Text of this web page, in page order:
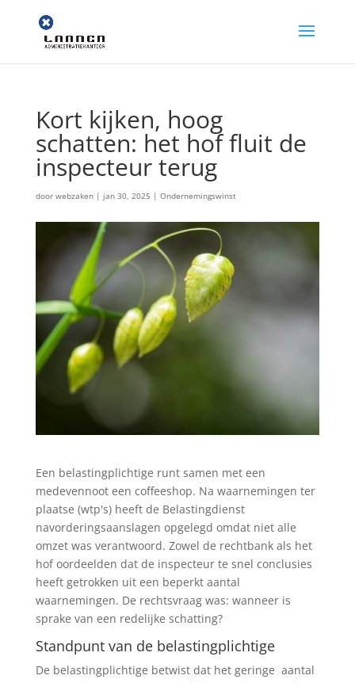
Kort kijken, hoog
schatten: het hof fluit de
inspecteur terug
door webzaken| jan 30, 2025 | Ondernemingswinst
Een belastingplichtige runt samen met een
medevennoot een coffeeshop. Na waarnemingen ter
plaatse (wtp's) heeft de Belastingdienst
navorderingsaanslagen opgelegd omdat niet alle
omzet was verantwoord. Zowel de rechtbank als het
hof oordeelden dat de inspecteur te snel conclusies
heeft getrokken uit een beperkt aantal
waarnemingen. De rechtsvraag was: wanneer is
sprake van een redelijke schatting?
Standpunt van de belastingplichtige
De belastingplichtige betwist dat het geringe aantal